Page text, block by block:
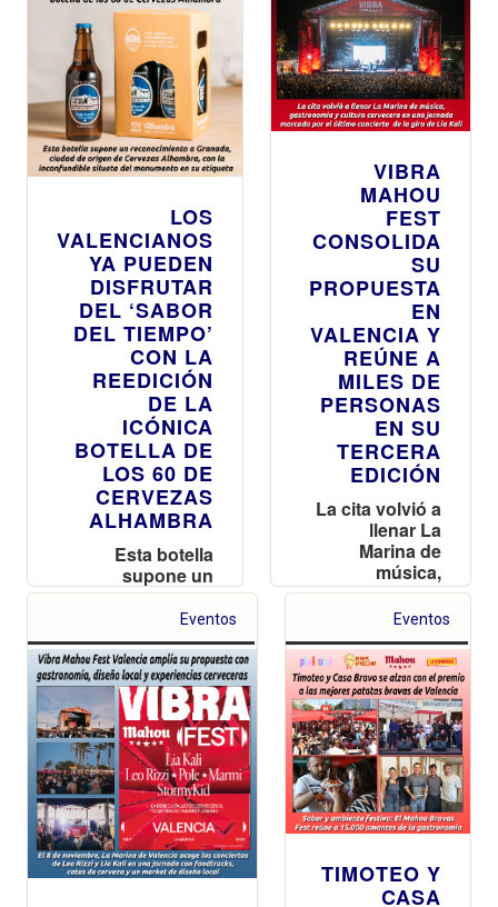
LOS
VALENCIANOS
YA PUEDEN
DISFRUTAR
DEL ‘SABOR
DEL TIEMPO’
CON LA
REEDICIÓN
DE LA
ICÓNICA
BOTELLA DE
LOS 60 DE
CERVEZAS
ALHAMBRA
Esta botella
supone un
reconocimiento
a Granada,
ciudad de origen
de Cervezas
Alhambra, con la
inconfundible
silueta del
monumento en
su etiqueta
VIBRA
MAHOU
FEST
CONSOLIDA
SU
PROPUESTA
EN
VALENCIA Y
REÚNE A
MILES DE
PERSONAS
EN SU
TERCERA
EDICIÓN
La cita volvió a
llenar La
Marina de
música,
gastronomía y
cultura
cervecera en
una jornada
marcada por el
último
concierto de la
gira de Lia Kali
Eventos Eventos
TIMOTEO Y
CASA